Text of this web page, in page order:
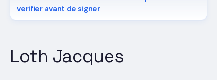
Loth Jacques
verifier avant de signer